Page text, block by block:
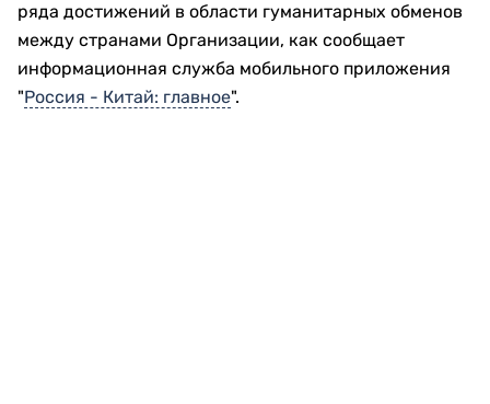
ряда достижений в области гуманитарных обменов
между странами Организации, как сообщает
информационная служба мобильного приложения
"Россия - Китай: главное".